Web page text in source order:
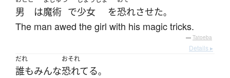
男 は魔術 で少女 を恐れさせた。
The man awed the girl with his magic tricks.
— Tatoeba
Details ▸
だれ
誰もみんな
おそれ
恐れてる。